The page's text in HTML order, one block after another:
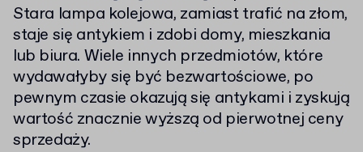
Stara lampa kolejowa, zamiast trafić na złom,
staje się antykiem i zdobi domy, mieszkania
lub biura. Wiele innych przedmiotów, które
wydawałyby się być bezwartościowe, po
pewnym czasie okazują się antykami i zyskują
wartość znacznie wyższą od pierwotnej ceny
sprzedaży.